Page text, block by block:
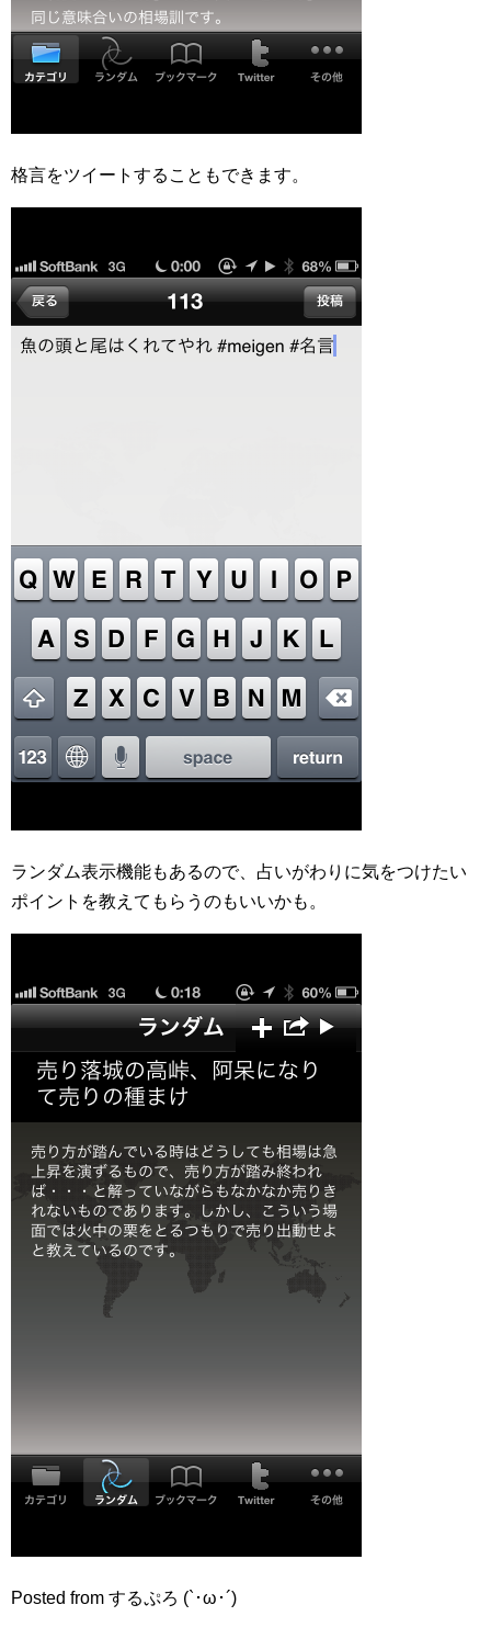
格言をツイートすることもできます。
ランダム表示機能もあるので、占いがわりに気をつけたい
ポイントを教えてもらうのもいいかも。
Posted from するぷろ (`･ω･´)